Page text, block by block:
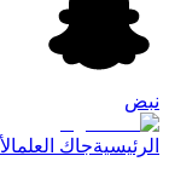
نبض
الرئيسيةجاك العلم